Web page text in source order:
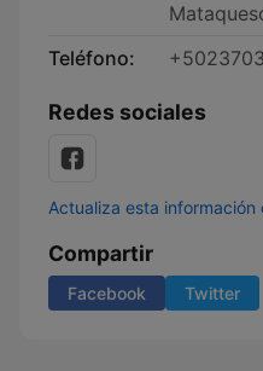
Teléfono:
Redes sociales
Actualiza esta información
Compartir
Facebook Twitter